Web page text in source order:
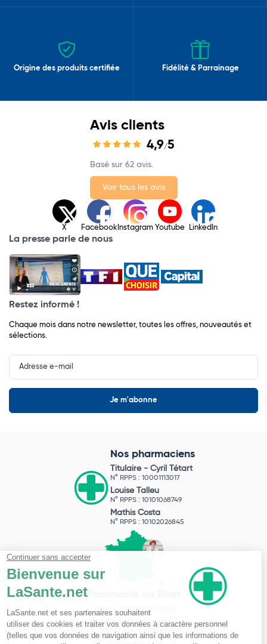
Origine des produits certifiée Fidélité & Parrainage
Avis clients
4,9/5
Basé sur 62 avis.
Voir tous les avis
X Facebook Instagram Youtube LinkedIn
La presse parle de nous
Restez informé !
Chaque mois dans notre newsletter, toutes les offres, nouveautés et
sélections.
Input
Newsletter
Nos pharmaciens
Titulaire - Cyril Tétart
N° RPPS : 10001113017
Louise Talleu
N° RPPS : 10101068749
Mathis Costa
N° RPPS : 10102026845
Pharmacie du Bizet
Licence ARS : 590009874
Licence Ordinale : 126921
49 boulevard Bizet